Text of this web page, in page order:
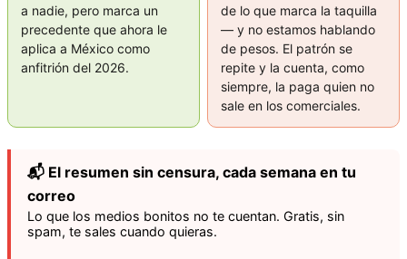
a nadie, pero marca un
precedente que ahora le
aplica a México como
anfitrión del 2026.
de lo que marca la taquilla
— y no estamos hablando
de pesos. El patrón se
repite y la cuenta, como
siempre, la paga quien no
sale en los comerciales.
📬 El resumen sin censura, cada semana en tu
correo
Lo que los medios bonitos no te cuentan. Gratis, sin
spam, te sales cuando quieras.